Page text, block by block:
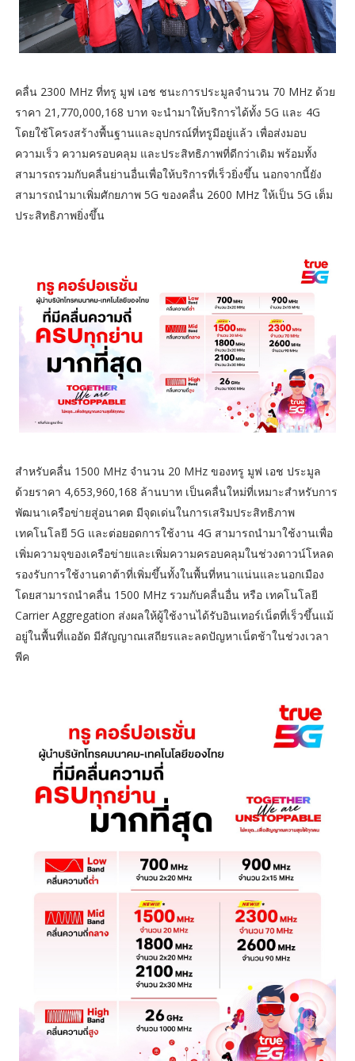
คลื่น 2300 MHz ที่ทรู มูฟ เอช ชนะการประมูลจำนวน 70 MHz ด้วย
ราคา 21,770,000,168 บาท จะนำมาให้บริการได้ทั้ง 5G และ 4G
โดยใช้โครงสร้างพื้นฐานและอุปกรณ์ที่ทรูมีอยู่แล้ว เพื่อส่งมอบ
ความเร็ว ความครอบคลุม และประสิทธิภาพที่ดีกว่าเดิม พร้อมทั้ง
สามารถรวมกับคลื่นย่านอื่นเพื่อให้บริการที่เร็วยิ่งขึ้น นอกจากนี้ยัง
สามารถนำมาเพิ่มศักยภาพ 5G ของคลื่น 2600 MHz ให้เป็น 5G เต็ม
ประสิทธิภาพยิ่งขึ้น
สำหรับคลื่น 1500 MHz จำนวน 20 MHz ของทรู มูฟ เอช ประมูล
ด้วยราคา 4,653,960,168 ล้านบาท เป็นคลื่นใหม่ที่เหมาะสำหรับการ
พัฒนาเครือข่ายสู่อนาคต มีจุดเด่นในการเสริมประสิทธิภาพ
เทคโนโลยี 5G และต่อยอดการใช้งาน 4G สามารถนำมาใช้งานเพื่อ
เพิ่มความจุของเครือข่ายและเพิ่มความครอบคลุมในช่วงดาวน์โหลด
รองรับการใช้งานดาต้าที่เพิ่มขึ้นทั้งในพื้นที่หนาแน่นและนอกเมือง
โดยสามารถนำคลื่น 1500 MHz รวมกับคลื่นอื่น หรือ เทคโนโลยี
Carrier Aggregation ส่งผลให้ผู้ใช้งานได้รับอินเทอร์เน็ตที่เร็วขึ้นแม้
อยู่ในพื้นที่แออัด มีสัญญาณเสถียรและลดปัญหาเน็ตช้าในช่วงเวลา
พีค